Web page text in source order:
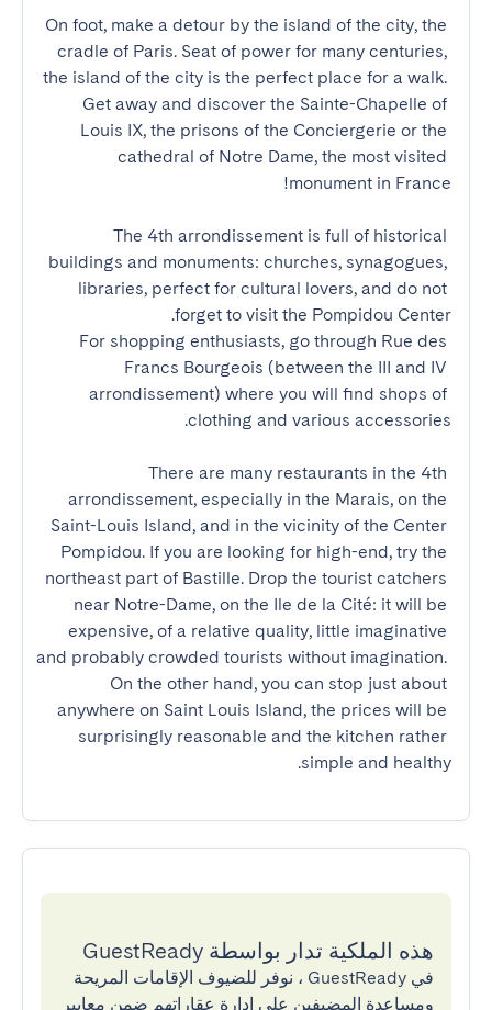
On foot, make a detour by the island of the city, the
cradle of Paris. Seat of power for many centuries,
the island of the city is the perfect place for a walk.
Get away and discover the Sainte-Chapelle of
Louis IX, the prisons of the Conciergerie or the
cathedral of Notre Dame, the most visited
The 4th arrondissement is full of historical
buildings and monuments: churches, synagogues,
libraries, perfect for cultural lovers, and do not
For shopping enthusiasts, go through Rue des
Francs Bourgeois (between the III and IV
arrondissement) where you will find shops of
There are many restaurants in the 4th
arrondissement, especially in the Marais, on the
Saint-Louis Island, and in the vicinity of the Center
Pompidou. If you are looking for high-end, try the
northeast part of Bastille. Drop the tourist catchers
near Notre-Dame, on the Ile de la Cité: it will be
expensive, of a relative quality, little imaginative
and probably crowded tourists without imagination.
On the other hand, you can stop just about
anywhere on Saint Louis Island, the prices will be
surprisingly reasonable and the kitchen rather
simple and healthy.
هذه الملكية تدار بواسطة GuestReady
في GuestReady ، نوفر للضيوف الإقامات المريحة
ومساعدة المضيفين على إدارة عقاراتهم ضمن معايير